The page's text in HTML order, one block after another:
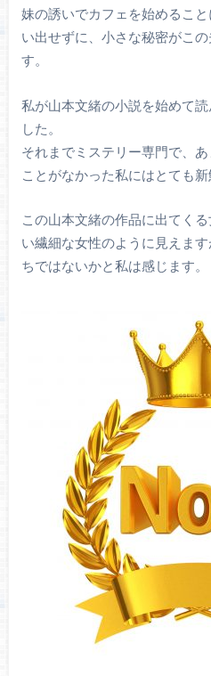
妹の誘いでカフェを始めるこ
い出せずに、小さな秘密がこ
す。
私が山本文緒の小説を始めて
した。
それまでミステリー専門で、
ことがなかった私にはとても新
この山本文緒の作品に出てく
い繊細な女性のように見えま
ちではないかと私は感じます。